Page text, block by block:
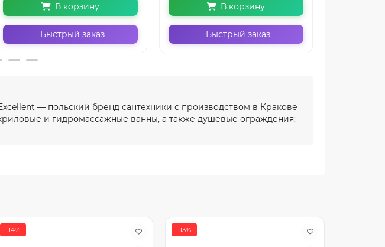
В корзину
Быстрый заказ
В корзину
Быстрый заказ
— польский бренд сантехники с производством в Кракове
и гидромассажные ванны, а также душевые ограждения:
-14% -13%